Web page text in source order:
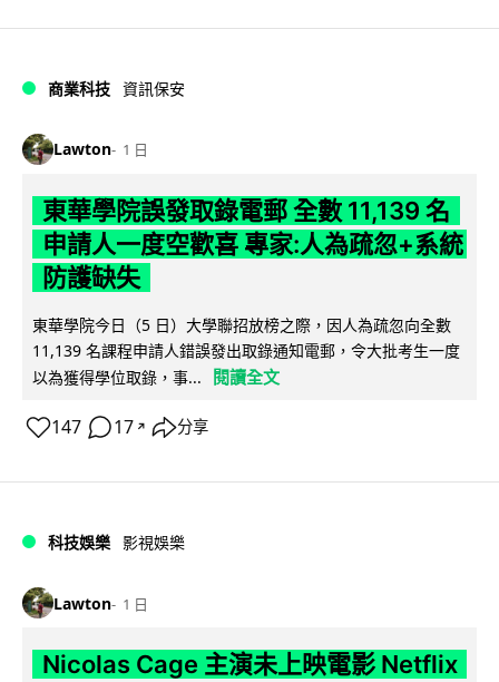
商業科技 資訊保安
Lawton 1 日
東華學院誤發取錄電郵 全數 11,139 名
申請人一度空歡喜 專家:人為疏忽+系統
防護缺失
東華學院今日（5 日）大學聯招放榜之際，因人為疏忽向全數
11,139 名課程申請人錯誤發出取錄通知電郵，令大批考生一度
以為獲得學位取錄，事...
閱讀全文
147 17 ↗ 分享
科技娛樂 影視娛樂
Lawton 1 日
Nicolas Cage 主演未上映電影 Netflix